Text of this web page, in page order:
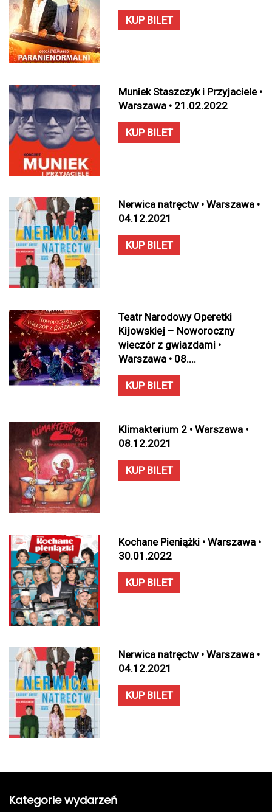
KUP BILET
Muniek Staszczyk i Przyjaciele •
Warszawa • 21.02.2022
KUP BILET
Nerwica natręctw • Warszawa •
04.12.2021
KUP BILET
Teatr Narodowy Operetki
Kijowskiej – Noworoczny
wieczór z gwiazdami •
Warszawa • 08....
KUP BILET
Klimakterium 2 • Warszawa •
08.12.2021
KUP BILET
Kochane Pieniążki • Warszawa •
30.01.2022
KUP BILET
Nerwica natręctw • Warszawa •
04.12.2021
KUP BILET
Kategorie wydarzeń